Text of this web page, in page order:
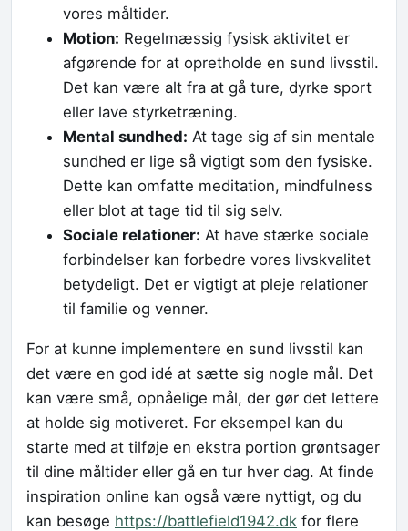
vores måltider.
Motion: Regelmæssig fysisk aktivitet er
afgørende for at opretholde en sund livsstil.
Det kan være alt fra at gå ture, dyrke sport
eller lave styrketræning.
Mental sundhed: At tage sig af sin mentale
sundhed er lige så vigtigt som den fysiske.
Dette kan omfatte meditation, mindfulness
eller blot at tage tid til sig selv.
Sociale relationer: At have stærke sociale
forbindelser kan forbedre vores livskvalitet
betydeligt. Det er vigtigt at pleje relationer
til familie og venner.
For at kunne implementere en sund livsstil kan
det være en god idé at sætte sig nogle mål. Det
kan være små, opnåelige mål, der gør det lettere
at holde sig motiveret. For eksempel kan du
starte med at tilføje en ekstra portion grøntsager
til dine måltider eller gå en tur hver dag. At finde
inspiration online kan også være nyttigt, og du
kan besøge https://battlefield1942.dk for flere